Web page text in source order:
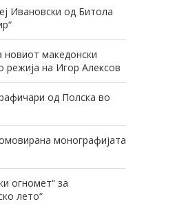
Ивановски од Битола
македонски
режија на Игор Алексов
од Полска во
монографијата
огномет“ за
лето“